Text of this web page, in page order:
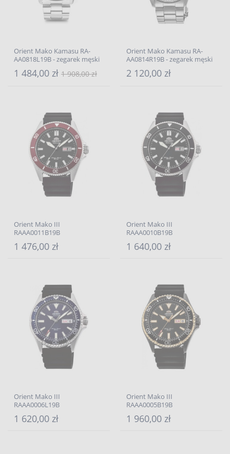
Orient Mako Kamasu RA-
AA0818L19B - zegarek męski
1 484,00 zł 1 908,00 zł
Orient Mako Kamasu RA-
AA0814R19B - zegarek męski
2 120,00 zł
Orient Mako III
RAAA0011B19B
1 476,00 zł
Orient Mako III
RAAA0010B19B
1 640,00 zł
Orient Mako III
RAAA0006L19B
1 620,00 zł
Orient Mako III
RAAA0005B19B
1 960,00 zł